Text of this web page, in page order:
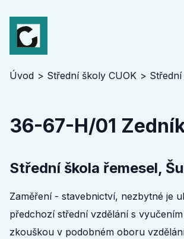
Úvod Střední školy CUOK
36-67-H/01
Střední škola řemesel,
Zaměření - stavebnictví, nezbytné je
předchozí střední vzdělání s
zkouškou v podobném oboru